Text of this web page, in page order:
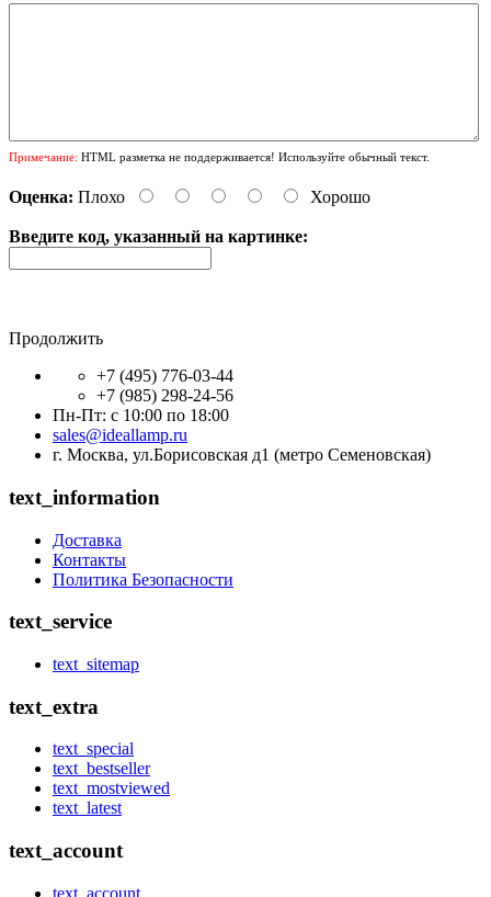
Примечание: HTML разметка не поддерживается! Используйте обычный текст.
Оценка: Плохо Хорошо
Введите код, указанный на картинке:
Продолжить
+7 (495) 776-03-44
+7 (985) 298-24-56
Пн-Пт: с 10:00 по 18:00
sales@ideallamp.ru
г. Москва, ул.Борисовская д1 (метро Семеновская)
text_information
Доставка
Контакты
Политика Безопасности
text_service
text_sitemap
text_extra
text_special
text_bestseller
text_mostviewed
text_latest
text_account
text_account